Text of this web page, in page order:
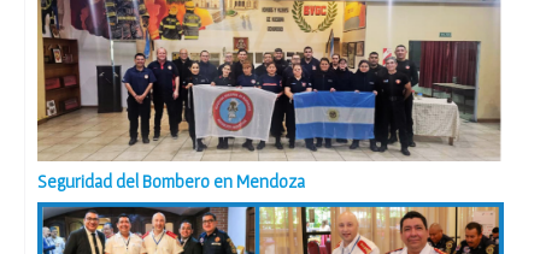
Seguridad del Bombero en Mendoza